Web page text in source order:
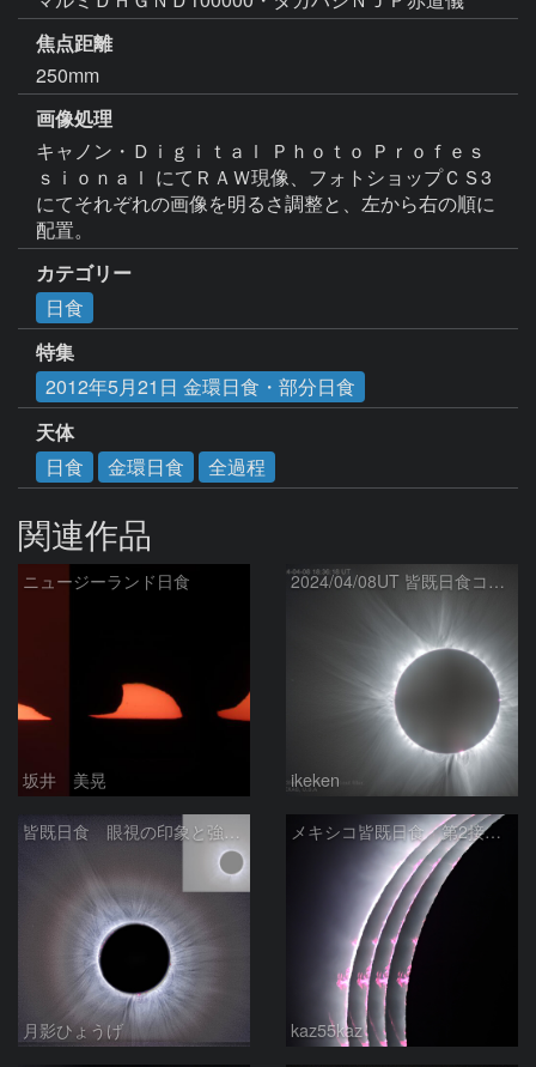
焦点距離
250mm
画像処理
キャノン・Ｄｉｇｉｔａｌ Ｐｈｏｔｏ Ｐｒｏｆｅｓ
ｓｉｏｎａｌ にてＲＡＷ現像、フォトショップＣＳ3
にてそれぞれの画像を明るさ調整と、左から右の順に
配置。
カテゴリー
日食
特集
2012年5月21日 金環日食・部分日食
天体
日食
金環日食 全過程
関連作品
ニュージーランド日食
坂井 美晃
2024/04/08UT 皆既日食コロナ(HDR, R-USM)
ikeken
皆既日食 眼視の印象と強調 2024/04/09
月影ひょうげ
メキシコ皆既日食 第2接触時
kaz55kaz